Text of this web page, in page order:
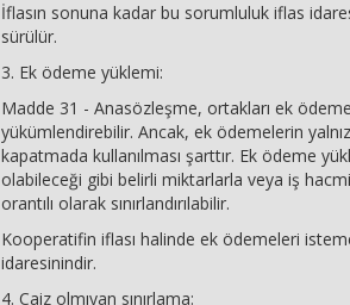
İflasın sonuna kadar bu sorumluluk iflas
sürülür.
3. Ek ödeme yüklemi:
Madde 31 - Anasözleşme, ortakları ek
yükümlendirebilir. Ancak, ek ödemelerin yalnız
kapatmada kullanılması şarttır. Ek ödeme
olabileceği gibi belirli miktarlarla veya iş
orantılı olarak sınırlandırılabilir.
Kooperatifin iflası halinde ek ödemeleri
idaresinindir.
4. Caiz olmıyan sınırlama: